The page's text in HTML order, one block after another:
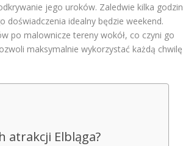
jego uroków. Zaledwie kilka godzin
doświadczenia idealny będzie weekend.
po malownicze tereny wokół, co czyni go
maksymalnie wykorzystać każdą chwilę
atrakcji Elbląga?